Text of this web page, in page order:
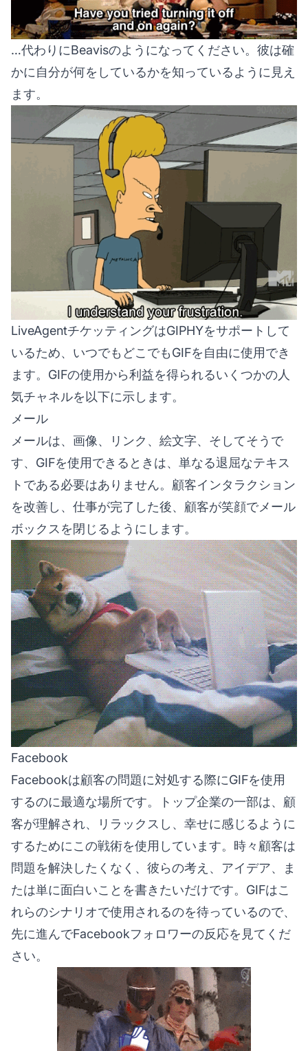
…代わりにBeavisのようになってください。彼は確
かに自分が何をしているかを知っているように見え
ます。
LiveAgentチケッティングはGIPHYをサポートして
いるため、いつでもどこでもGIFを自由に使用でき
ます。GIFの使用から利益を得られるいくつかの人
気チャネルを以下に示します。
メール
メールは、画像、リンク、絵文字、そしてそうで
す、GIFを使用できるときは、単なる退屈なテキス
トである必要はありません。顧客インタラクション
を改善し、仕事が完了した後、顧客が笑顔でメール
ボックスを閉じるようにします。
Facebook
Facebookは顧客の問題に対処する際にGIFを使用
するのに最適な場所です。トップ企業の一部は、顧
客が理解され、リラックスし、幸せに感じるように
するためにこの戦術を使用しています。時々顧客は
問題を解決したくなく、彼らの考え、アイデア、ま
たは単に面白いことを書きたいだけです。GIFはこ
れらのシナリオで使用されるのを待っているので、
先に進んでFacebookフォロワーの反応を見てくだ
さい。